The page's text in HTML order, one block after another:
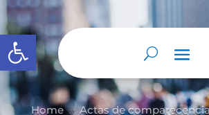
Abrir barra de herramientas
Home 9 Actas de